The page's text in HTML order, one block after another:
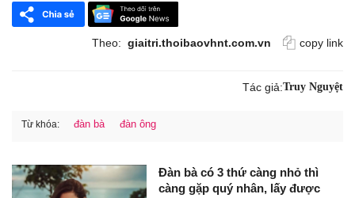
Theo: giaitri.thoibaovhnt.com.vn copy link
Tác giả:Truy Nguyệt
Từ khóa: đàn bà đàn ông
Đàn bà có 3 thứ càng nhỏ thì
càng gặp quý nhân, lấy được